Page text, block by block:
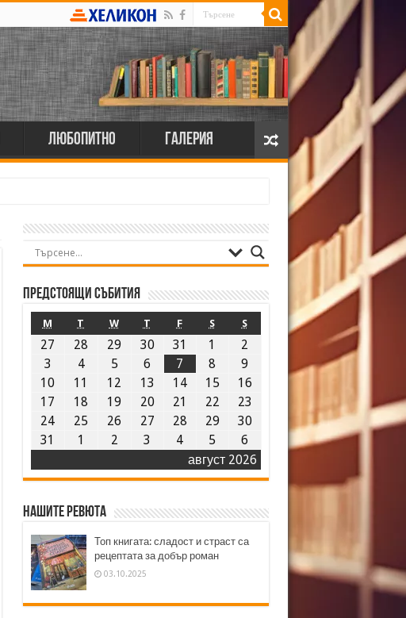
Любопитно Галерия
Предстоящи събития
август 2026
M T W T F S S
27 28 29 30 31 1
2
3
4 5 6 7 8
9
10
11 12 13 14 15
16
17
18 19 20 21 22
23
24
25 26 27 28 29
30
31
1 2 3 4 5 6
Нашите ревюта
Топ книгата: сладост и страст са
рецептата за добър роман
03.10.2025